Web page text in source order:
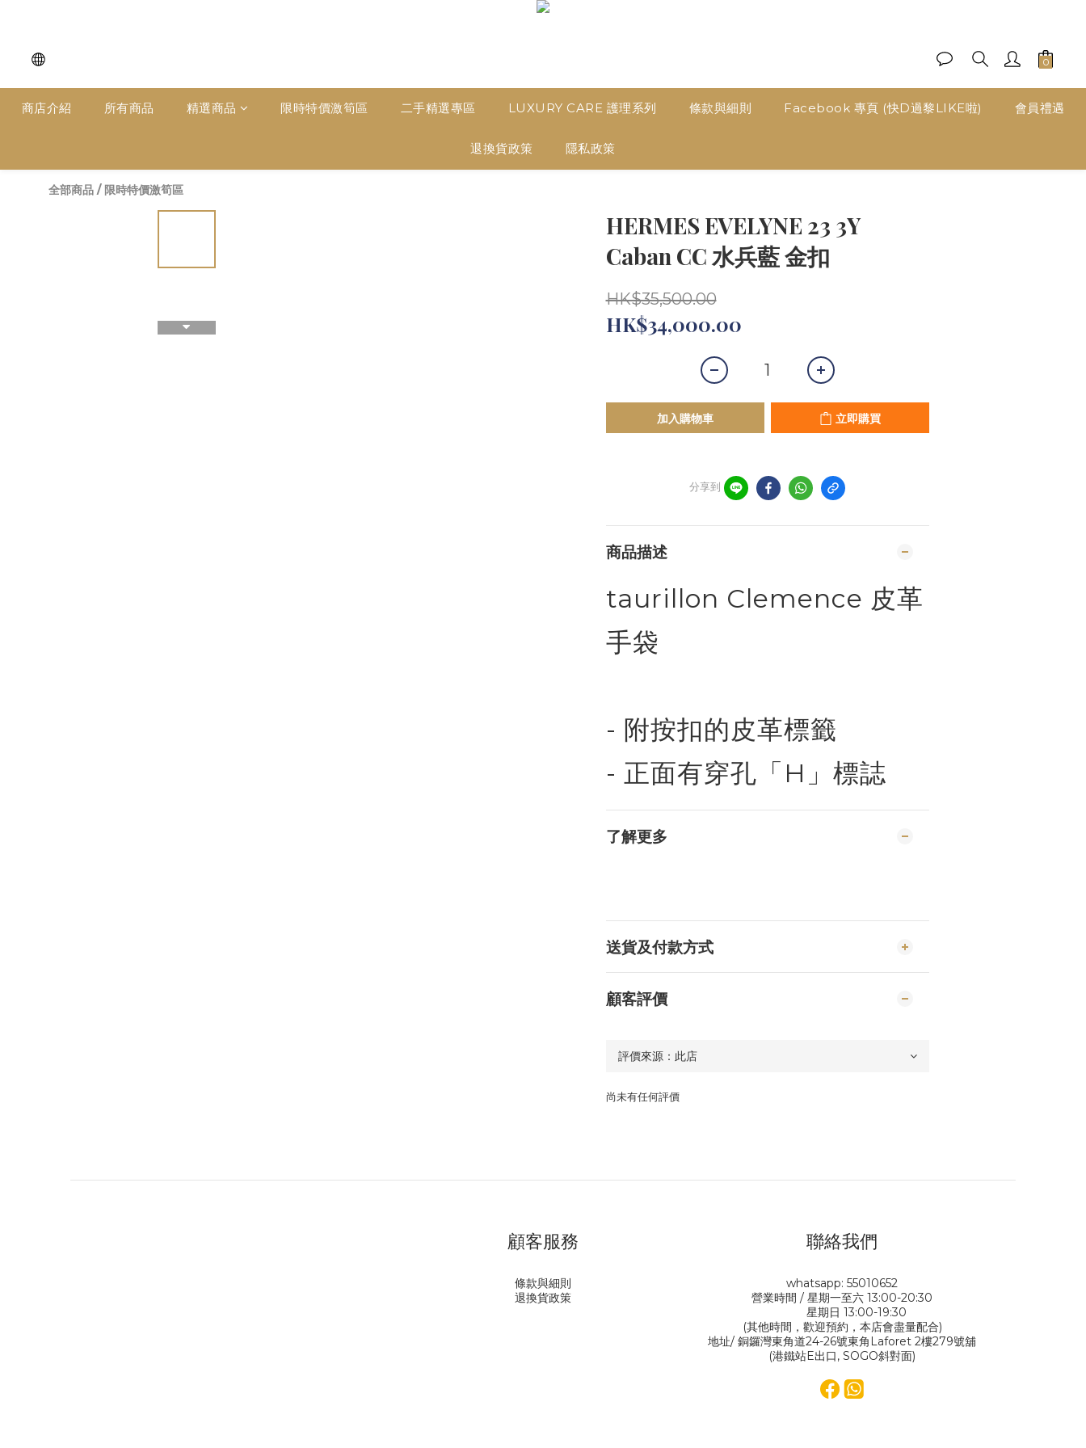
商店介紹 所有商品 精選商品 限時特價激筍區 二手精選專區 LUXURY CARE 護理系列 條款與細則 Facebook 專頁 (快D過黎LIKE啦) 會員禮遇
退換貨政策 隱私政策
全部商品 / 限時特價激筍區
HERMES EVELYNE 23 3Y
Caban CC 水兵藍 金扣
HK$35,500.00
HK$34,000.00
加入購物車 立即購買
分享到
商品描述
taurillon Clemence 皮革
手袋
- 附按扣的皮革標籤
- 正面有穿孔「H」標誌
了解更多
送貨及付款方式
顧客評價
尚未有任何評價
顧客服務
條款與細則
退換貨政策
聯絡我們
whatsapp: 55010652
營業時間 / 星期一至六 13:00-20:30
星期日 13:00-19:30
(其他時間，歡迎預約，本店會盡量配合)
地址/ 銅鑼灣東角道24-26號東角Laforet 2樓279號舖
(港鐵站E出口, SOGO斜對面)